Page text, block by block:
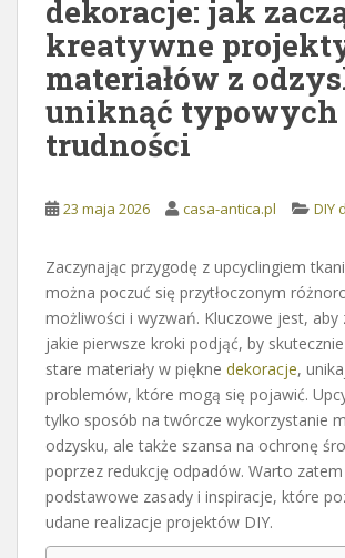
dekoracje: jak
kreatywne
materiałów z
uniknąć typowych
trudności
23 maja 2026 casa-antica.pl DIY
Zaczynając przygodę z upcyclingiem
można poczuć się przytłoczonym
możliwości i wyzwań. Kluczowe jest, aby
jakie pierwsze kroki podjąć, by
stare materiały w piękne dekoracje,
problemów, które mogą się pojawić.
tylko sposób na twórcze wykorzystanie
odzysku, ale także szansa na ochronę
poprzez redukcję odpadów. Warto
podstawowe zasady i inspiracje, które
udane realizacje projektów DIY.